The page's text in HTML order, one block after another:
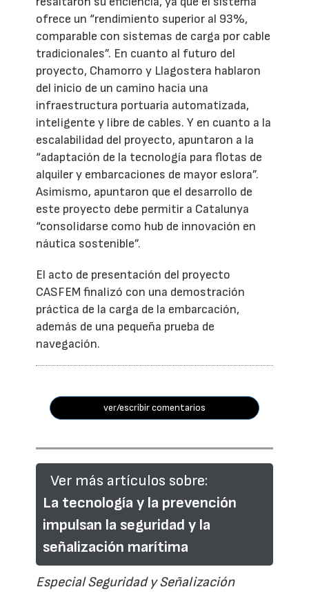
ofrece un “rendimiento superior al 93%,
comparable con sistemas de carga por cable
tradicionales”. En cuanto al futuro del
proyecto, Chamorro y Llagostera hablaron
del inicio de un camino hacia una
infraestructura portuaria automatizada,
inteligente y libre de cables. Y en cuanto a la
escalabilidad del proyecto, apuntaron a la
“adaptación de la tecnología para flotas de
alquiler y embarcaciones de mayor eslora”.
Asimismo, apuntaron que el desarrollo de
este proyecto debe permitir a Catalunya
“consolidarse como hub de innovación en
náutica sostenible”.
El acto de presentación del proyecto
CASFEM finalizó con una demostración
práctica de la carga de la embarcación,
además de una pequeña prueba de
navegación.
ver/escribir comentarios
Ver más artículos sobre:
La tecnología y la prevención
impulsan la seguridad y la
señalización marítima
Especial Seguridad y Señalización